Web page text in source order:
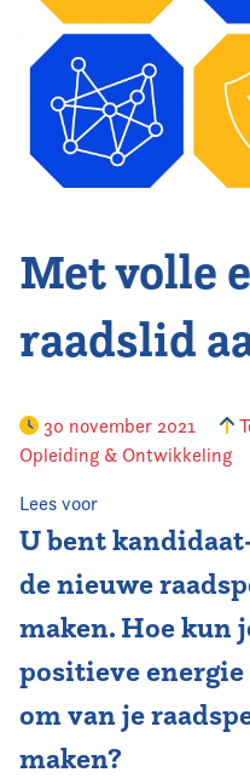
Vereniging
Contact
Met volle
raadslid
30 november 2021
Opleiding & Ontwikkeling
Lees voor
U bent
de nieuwe
maken. Hoe kun
positieve
om van je
maken?